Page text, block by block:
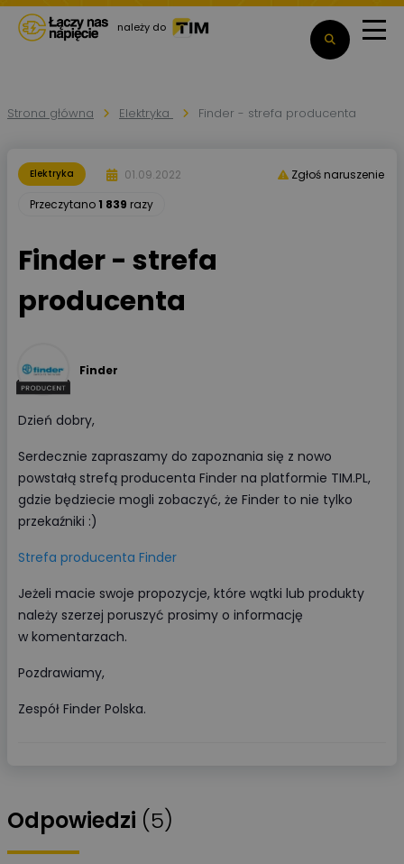
należy do
Strona główna Elektryka Finder - strefa producenta
Elektryka
01.09.2022
Przeczytano1 839 razy
Zgłoś naruszenie
Finder - strefa
producenta
Finder
Dzień dobry,
Serdecznie zapraszamy do zapoznania się z nowo
powstałą strefą producenta Finder na platformie TIM.PL,
gdzie będziecie mogli zobaczyć, że Finder to nie tylko
przekaźniki :)
Strefa producenta Finder
Jeżeli macie swoje propozycje, które wątki lub produkty
należy szerzej poruszyć prosimy o informację
w komentarzach.
Pozdrawiamy,
Zespół Finder Polska.
Odpowiedzi (5)